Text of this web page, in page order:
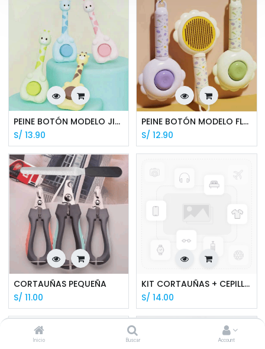
Inicio Buscar Account
PEINE BOTÓN MODELO JIRAFA 20*7.5*4CM
S/ 13.90
PEINE BOTÓN MODELO FLOR 20*9.3*5CM
S/ 12.90
CORTAUÑAS PEQUEÑA
S/ 11.00
KIT CORTAUÑAS + CEPILLO + CASCABEL
S/ 14.00